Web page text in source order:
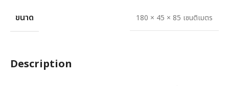
ขนาด 180 × 45 × 85 เซนติเมตร
Description